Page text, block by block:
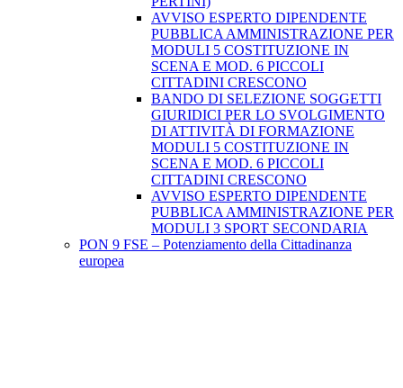
AVVISO ESPERTO DIPENDENTE
PUBBLICA AMMINISTRAZIONE PER
MODULI 5 COSTITUZIONE IN
SCENA E MOD. 6 PICCOLI
CITTADINI CRESCONO
BANDO DI SELEZIONE SOGGETTI
GIURIDICI PER LO SVOLGIMENTO
DI ATTIVITÀ DI FORMAZIONE
MODULI 5 COSTITUZIONE IN
SCENA E MOD. 6 PICCOLI
CITTADINI CRESCONO
AVVISO ESPERTO DIPENDENTE
PUBBLICA AMMINISTRAZIONE PER
MODULI 3 SPORT SECONDARIA
PON 9 FSE – Potenziamento della Cittadinanza
europea